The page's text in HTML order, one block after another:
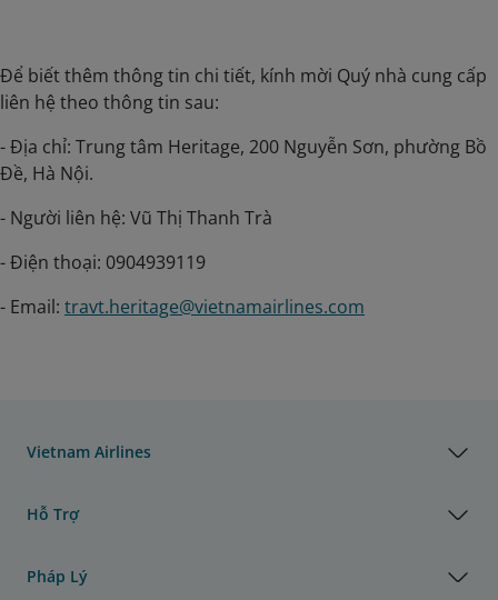
Để biết thêm thông tin chi tiết, kính mời Quý nhà cung cấp
liên hệ theo thông tin sau:
- Địa chỉ: Trung tâm Heritage, 200 Nguyễn Sơn, phường Bồ
Đề, Hà Nội.
- Người liên hệ: Vũ Thị Thanh Trà
- Điện thoại: 0904939119
- Email: travt.heritage@vietnamairlines.com
Vietnam Airlines
Hỗ Trợ
Pháp Lý